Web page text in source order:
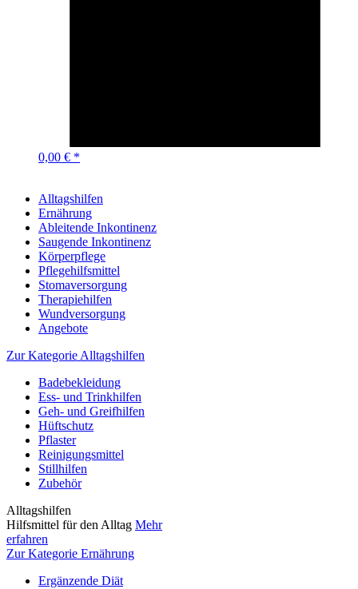
0,00 € *
Alltagshilfen
Ernährung
Ableitende Inkontinenz
Saugende Inkontinenz
Körperpflege
Pflegehilfsmittel
Stomaversorgung
Therapiehilfen
Wundversorgung
Angebote
Zur Kategorie Alltagshilfen
Badebekleidung
Ess- und Trinkhilfen
Geh- und Greifhilfen
Hüftschutz
Pflaster
Reinigungsmittel
Stillhilfen
Zubehör
Alltagshilfen
Hilfsmittel für den Alltag Mehr
erfahren
Zur Kategorie Ernährung
Ergänzende Diät